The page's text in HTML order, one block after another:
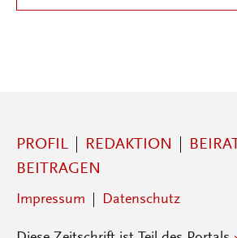
PROFIL REDAKTION BEIRAT
BEITRAGEN
Impressum Datenschutz